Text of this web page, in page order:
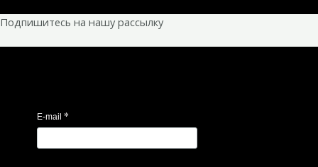
Подпишитесь на нашу рассылку
E-mail *